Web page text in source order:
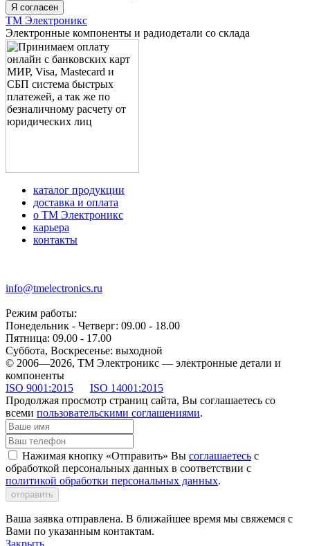
Я согласен
ТМ Электроникс
Электронные компоненты и радиодетали со склада
каталог продукции
доставка и оплата
о ТМ Электроникс
карьера
контакты
info@tmelectronics.ru
Режим работы:
Понедельник - Четверг: 09.00 - 18.00
Пятница: 09.00 - 17.00
Суббота, Воскресенье: выходной
© 2006—2026, ТМ Электроникс — электронные детали и
компоненты
ISO 9001:2015
ISO 14001:2015
Продолжая просмотр страниц сайта, Вы соглашаетесь со
всеми пользовательскими соглашениями.
Нажимая кнопку «Отправить» Вы соглашаетесь с
обработкой персональных данных в соответствии с
политикой обработки персональных данных.
отправить
Ваша заявка отправлена. В ближайшее время мы свяжемся с
Вами по указанным контактам.
Закрыть